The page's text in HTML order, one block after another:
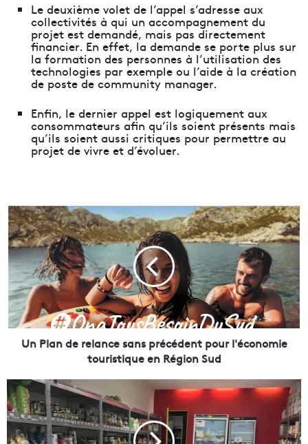
Le deuxième volet de l’appel s’adresse aux
collectivités à qui un accompagnement du
projet est demandé, mais pas directement
financier. En effet, la demande se porte plus sur
la formation des personnes à l’utilisation des
technologies par exemple ou l’aide à la création
de poste de community manager.
Enfin, le dernier appel est logiquement aux
consommateurs afin qu’ils soient présents mais
qu’ils soient aussi critiques pour permettre au
projet de vivre et d’évoluer.
U
n
P
l
a
n
d
e
r
c
e
s
Un Plan de relance sans précédent pour l'économie
touristique en Région Sud
U
n
r
e